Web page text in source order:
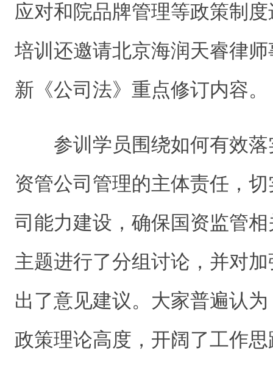
应对和院品牌管理等政策制
培训还邀请北京海润天睿律
新《公司法》重点修订内容。
参训学员围绕如何有效
资管公司管理的主体责任，
司能力建设，确保国资监管
主题进行了分组讨论，并对
出了意见建议。大家普遍认
政策理论高度，开阔了工作